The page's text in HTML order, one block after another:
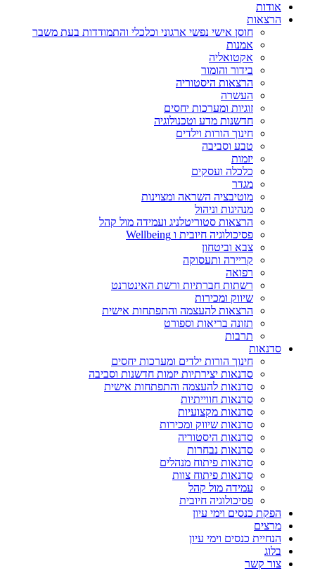
אודות
הרצאות
חוסן אישי נפשי ארגוני וכלכלי והתמודדות בעת משבר
אמנות
אקטואליה
בידור והומור
הרצאות היסטוריה
העשרה
זוגיות ומערכות יחסים
חדשנות מדע וטכנולוגיה
חינוך הורות וילדים
טבע וסביבה
יזמות
כלכלה ועסקים
מגדר
מוטיבציה השראה ומצוינות
מנהיגות וניהול
הרצאות סטוריטלניג ועמידה מול קהל
פסיכולוגיה חיובית ו Wellbeing
צבא וביטחון
קריירה ותעסוקה
רפואה
רשתות חברתיות ורשת האינטרנט
שיווק ומכירות
הרצאות להעצמה והתפתחות אישית
תזונה בריאות וספורט
תרבות
סדנאות
חינוך הורות ילדים ומערכות יחסים
סדנאות יצירתיות יזמות חדשנות וסביבה
סדנאות להעצמה והתפתחות אישית
סדנאות חווייתיות
סדנאות מקצועיות
סדנאות שיווק ומכירות
סדנאות היסטוריה
סדנאות נבחרות
סדנאות פיתוח מנהלים
סדנאות פיתוח צוות
עמידה מול קהל
פסיכולוגיה חיובית
הפקת כנסים וימי עיון
מרצים
הנחיית כנסים וימי עיון
בלוג
צור קשר